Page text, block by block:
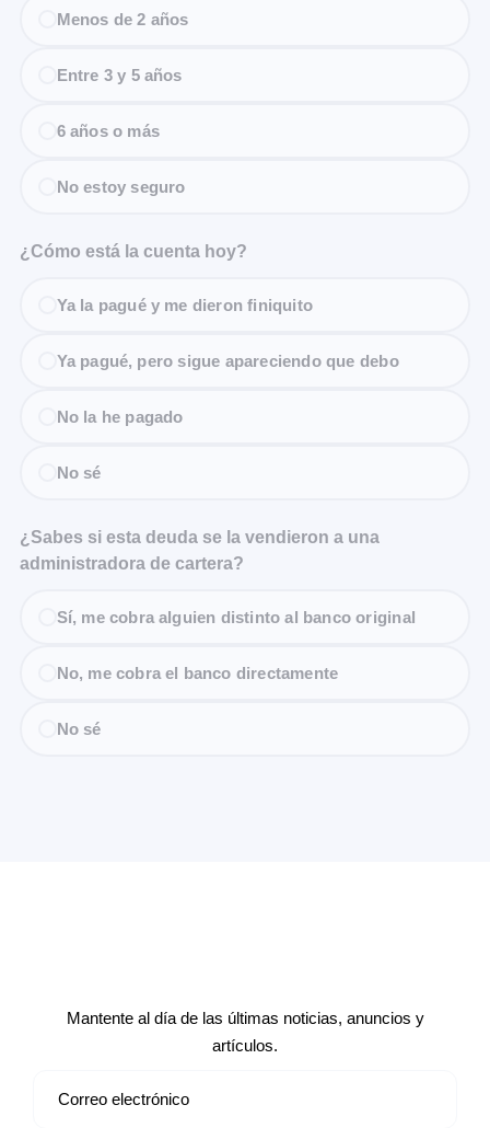
Menos de 2 años
Entre 3 y 5 años
6 años o más
No estoy seguro
¿Cómo está la cuenta hoy?
Ya la pagué y me dieron finiquito
Ya pagué, pero sigue apareciendo que debo
No la he pagado
No sé
¿Sabes si esta deuda se la vendieron a una
administradora de cartera?
Sí, me cobra alguien distinto al banco original
No, me cobra el banco directamente
No sé
Mantente al día de las últimas noticias, anuncios y
artículos.